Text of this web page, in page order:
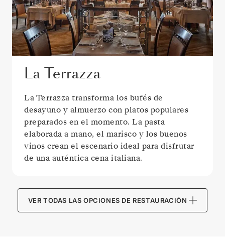
La Terrazza
La Terrazza transforma los bufés de
desayuno y almuerzo con platos populares
preparados en el momento. La pasta
elaborada a mano, el marisco y los buenos
vinos crean el escenario ideal para disfrutar
de una auténtica cena italiana.
VER TODAS LAS OPCIONES DE RESTAURACIÓN